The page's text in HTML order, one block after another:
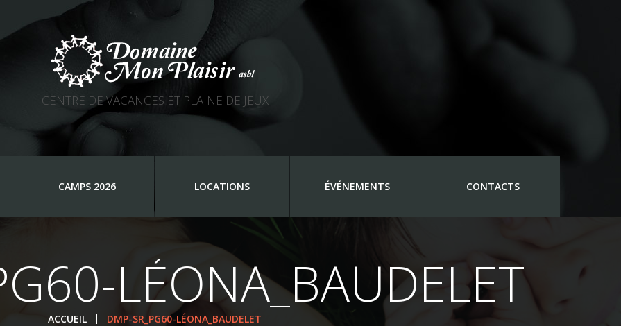
CENTRE DE VACANCES ET PLAINE DE JEUX
CAMPS 2026 LOCATIONS ÉVÉNEMENTS CONTACTS
LÉONA_BAUDELET
ACCUEIL DMP-SR_PG60-LÉONA_BAUDELET